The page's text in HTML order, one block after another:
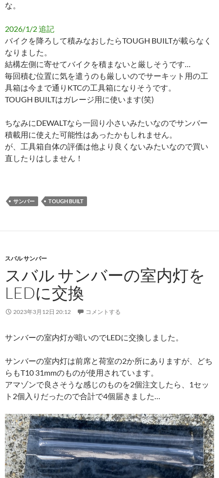
な。
2026/1/2 追記
バイクを降ろして積みなおしたらTOUGH BUILTが載らなく
なりました。
結構左側に寄せてバイクを積まないと厳しそうです…
毎回積む位置に気を遣うのも厳しいのでサーキット用の工
具箱は今まで通りKTCの工具箱になりそうです。
TOUGH BUILTはガレージ用に使います(笑)
ちなみにDEWALTなら一回り小さいみたいなのでサンバー
積載用に使えた可能性はあったかもしれません。
が、工具箱自体の評価は他より良くないみたいなので買い
直したりはしません！
サンバー TOUGH BUILT
スバル サンバー
スバル サンバーの室内灯を
LEDに交換
2023年3月12日 20:12 コメントする
サンバーの室内灯が暗いのでLEDに交換しました。
サンバーの室内灯は前席と荷室の2か所にありますが、どち
らもT10 31mmのものが使用されています。
アマゾンで良さそうな感じのものを2個注文したら、1セッ
ト2個入りだったので合計で4個届きました…